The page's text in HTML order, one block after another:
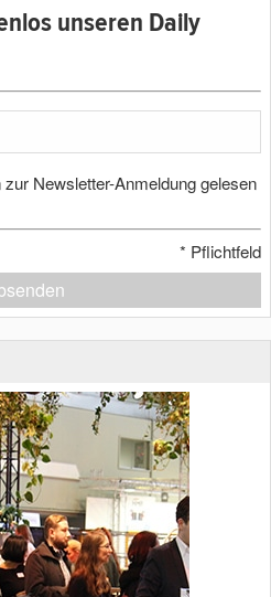
unseren Daily
Newsletter-Anmeldung gelesen
* Pflichtfeld